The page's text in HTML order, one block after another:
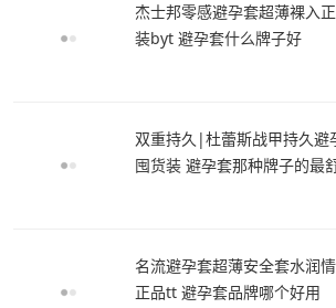
杰士邦零感避孕套超薄裸入
装byt 避孕套什么牌子好
双重持久|杜蕾斯战甲持久避
囤货装 避孕套那种牌子的最
名流避孕套超薄安全套水润
正品tt 避孕套品牌哪个好用